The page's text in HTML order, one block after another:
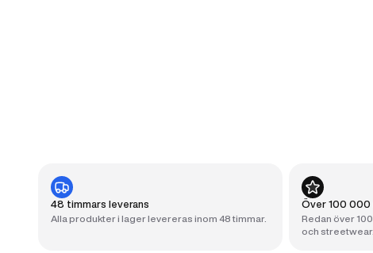
48 timmars leverans
Alla produkter i lager levereras inom 48 timmar.
Över 100 000
Redan över
och streetwear.